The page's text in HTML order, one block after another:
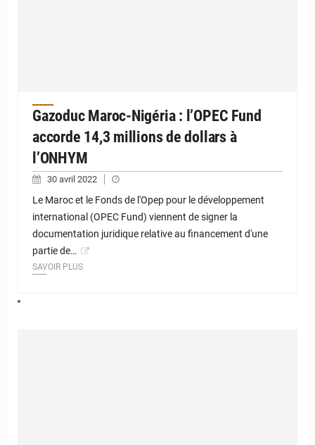
Gazoduc Maroc-Nigéria : l’OPEC Fund
accorde 14,3 millions de dollars à
l’ONHYM
30 avril 2022
Le Maroc et le Fonds de l'Opep pour le développement
international (OPEC Fund) viennent de signer la
documentation juridique relative au financement d'une
partie de…
SAVOIR PLUS